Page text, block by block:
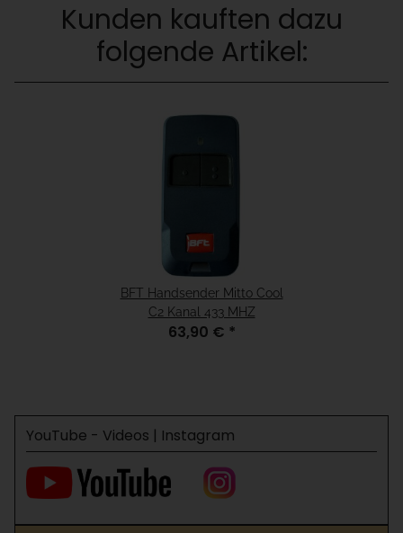
Kunden kauften dazu
folgende Artikel:
BFT Handsender Mitto Cool
C2 Kanal 433 MHZ
63,90 € *
YouTube - Videos | Instagram